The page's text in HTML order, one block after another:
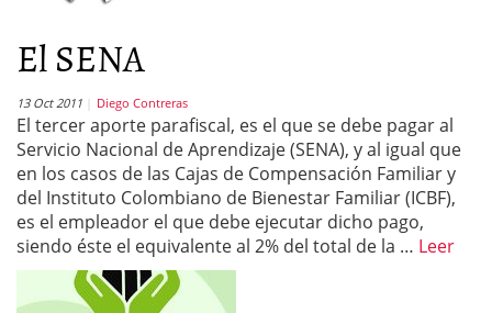
El SENA
13 Oct 2011 Diego Contreras
El tercer aporte parafiscal, es el que se debe pagar al
Servicio Nacional de Aprendizaje (SENA), y al igual que
en los casos de las Cajas de Compensación Familiar y
del Instituto Colombiano de Bienestar Familiar (ICBF),
es el empleador el que debe ejecutar dicho pago,
siendo éste el equivalente al 2% del total de la … Leer